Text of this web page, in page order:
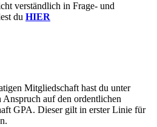
verständlich in Frage- und
du HIER
Mitgliedschaft hast du unter
Anspruch auf den ordentlichen
GPA. Dieser gilt in erster Linie für